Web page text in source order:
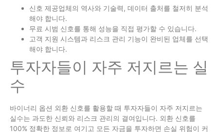
신호 제공업체의 역사와 기술력, 데이터 출처를 철저히 분석
해야 합니다.
무료 시범 신호를 통해 성능을 직접 평가할 수 있습니다.
고객 지원 시스템과 리스크 관리 기능이 완비된 업체를 선택
해야 합니다.
투자자들이 자주 저지르는 실
수
바이너리 옵션 외환 신호를 활용할 때 투자자들이 자주 저지르는
실수는 과도한 신뢰와 리스크 관리의 결여입니다. 외환 신호를
100% 정확한 정보로 여기고 모든 자금을 투자하면 손실 위험이 커